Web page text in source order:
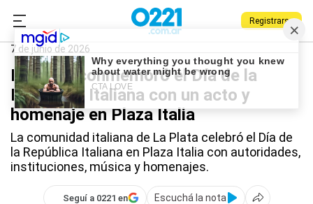
Registrarse
0221.com.ar
La Plata
7 de junio de 2026
La Plata conmemoró el Día de la
República Italiana con un acto y
homenaje en Plaza Italia
La comunidad italiana de La Plata celebró el Día de
la República Italiana en Plaza Italia con autoridades,
instituciones, música y homenajes.
Seguí a 0221 en
Escuchá la nota